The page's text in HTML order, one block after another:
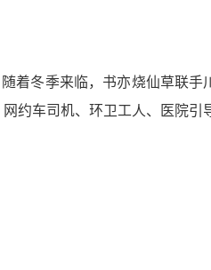
随着冬季来临，书亦烧仙草联
网约车司机、环卫工人、医院引